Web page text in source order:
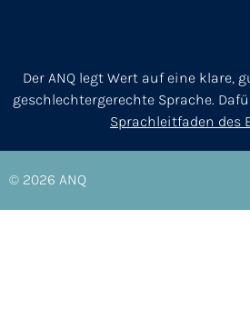
Der ANQ legt Wert auf eine klare,
geschlechtergerechte Sprache.
Sprachleitfaden des
© 2026 ANQ